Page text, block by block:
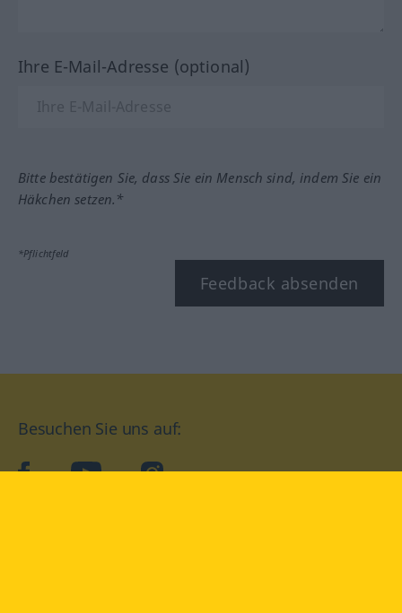
Ihre E-Mail-Adresse (optional)
Bitte bestätigen Sie, dass Sie ein Mensch sind, indem Sie ein
Häkchen setzen.*
*Pflichtfeld
Feedback absenden
Besuchen Sie uns auf:
facebookYouTube Instagram